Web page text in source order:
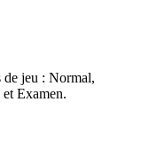
de jeu : Normal,
Examen.